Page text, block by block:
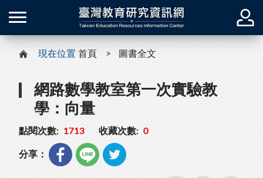
現在位置 首頁 圖書全文
網路數學教室第一次實驗教
學：向量
點閱次數: 1713 收藏次數: 0
分享：